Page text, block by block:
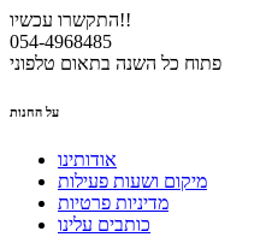
התקשרו עכשיו!!
054-4968485
פתוח כל השנה בתאום טלפוני
על החנות
אודותינו
מיקום ושעות פעילות
מדיניות פרטיות
כותבים עלינו